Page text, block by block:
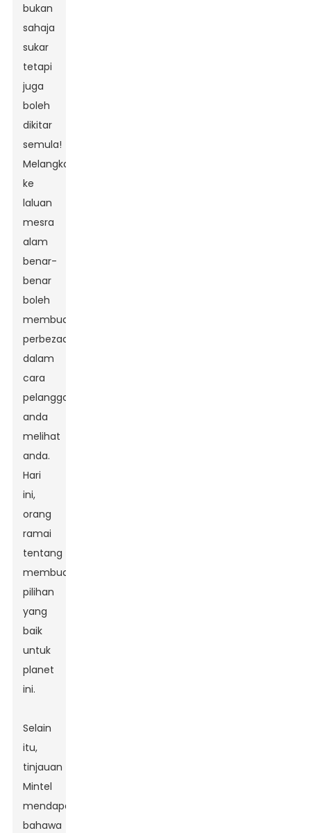
bukan
sahaja
sukar
tetapi
juga
boleh
dikitar
semula!
Melangkah
ke
laluan
mesra
alam
benar-
benar
boleh
membuat
perbezaan
dalam
cara
pelanggan
anda
melihat
anda.
Hari
ini,
orang
ramai
tentang
membuat
pilihan
yang
baik
untuk
planet
ini.
Selain
itu,
tinjauan
Mintel
mendapati
bahawa